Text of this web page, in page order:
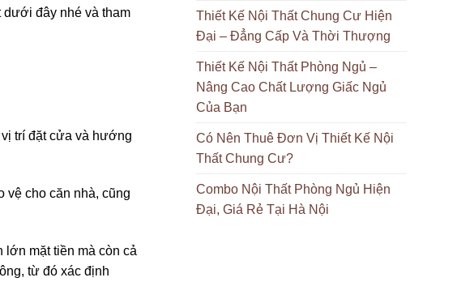
dưới đây nhé và tham
trí đặt cửa và hướng
vệ cho căn nhà, cũng
lớn mặt tiền mà còn cả
từ đó xác định
Thiết Kế Nội Thất Chung Cư Hiện
Đại – Đẳng Cấp Và Thời Thượng
Thiết Kế Nội Thất Phòng Ngủ –
Nâng Cao Chất Lượng Giấc Ngủ
Của Bạn
Có Nên Thuê Đơn Vị Thiết Kế Nội
Thất Chung Cư?
Combo Nội Thất Phòng Ngủ Hiện
Đại, Giá Rẻ Tại Hà Nội